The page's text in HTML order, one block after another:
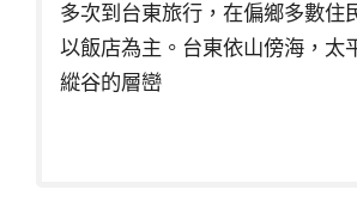
多次到台東旅行，在偏鄉多數住
以飯店為主。台東依山傍海，太
縱谷的層巒